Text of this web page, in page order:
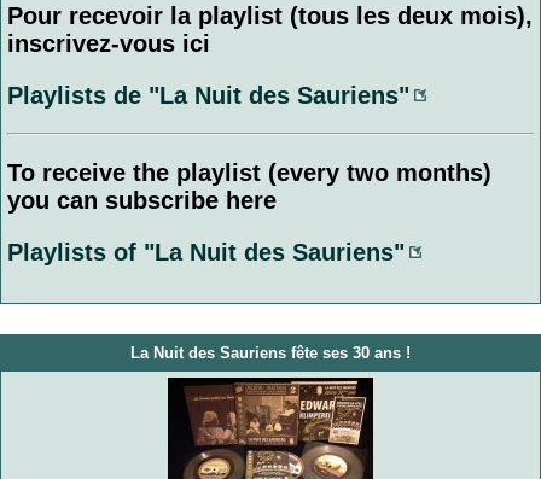
Pour recevoir la playlist (tous les deux mois),
inscrivez-vous ici
Playlists de "La Nuit des Sauriens"
To receive the playlist (every two months)
you can subscribe here
Playlists of "La Nuit des Sauriens"
La Nuit des Sauriens fête ses 30 ans !